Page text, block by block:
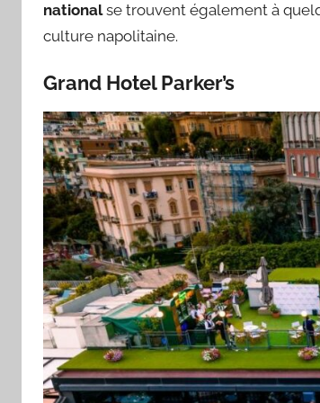
nationalse trouvent également à
culture napolitaine.
Grand Hotel Parker’s